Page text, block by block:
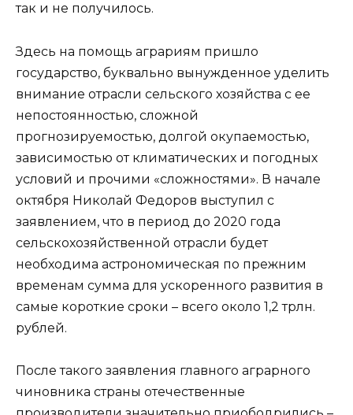
так и не получилось.
Здесь на помощь аграриям пришло
государство, буквально вынужденное уделить
внимание отрасли сельского хозяйства с ее
непостоянностью, сложной
прогнозируемостью, долгой окупаемостью,
зависимостью от климатических и погодных
условий и прочими «сложностями». В начале
октября Николай Федоров выступил с
заявлением, что в период до 2020 года
сельскохозяйственной отрасли будет
необходима астрономическая по прежним
временам сумма для ускоренного развития в
самые короткие сроки – всего около 1,2 трлн.
рублей.
После такого заявления главного аграрного
чиновника страны отечественные